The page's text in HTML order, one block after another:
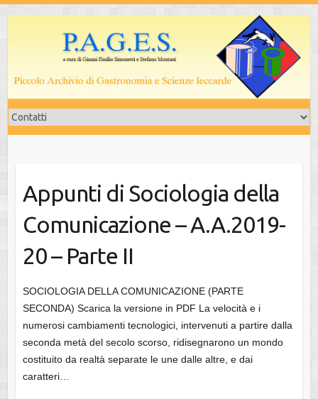
Appunti di Sociologia della
Comunicazione – A.A.2019-
20 – Parte II
SOCIOLOGIA DELLA COMUNICAZIONE (PARTE
SECONDA) Scarica la versione in PDF La velocità e i
numerosi cambiamenti tecnologici, intervenuti a partire dalla
seconda metà del secolo scorso, ridisegnarono un mondo
costituito da realtà separate le une dalle altre, e dai
caratteri…